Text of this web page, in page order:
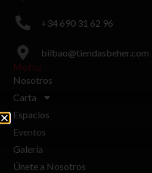
+34 690 31 62 96
bilbao@tiendasbeher.com
Menu
Nosotros
Carta
Espacios
Eventos
Galería
Únete a Nosotros